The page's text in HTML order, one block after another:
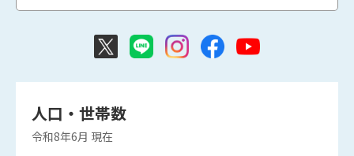
人口・世帯数
令和8年6月 現在